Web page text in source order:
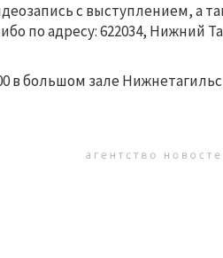
с выступлением, а
по адресу: 622034, Нижний
в большом зале